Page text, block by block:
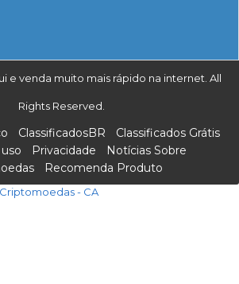
e venda muito mais rápido na internet. All
Rights Reserved.
ClassificadosBR
Classificados Grátis
Privacidade
Notícias Sobre
Recomenda Produto
- CA